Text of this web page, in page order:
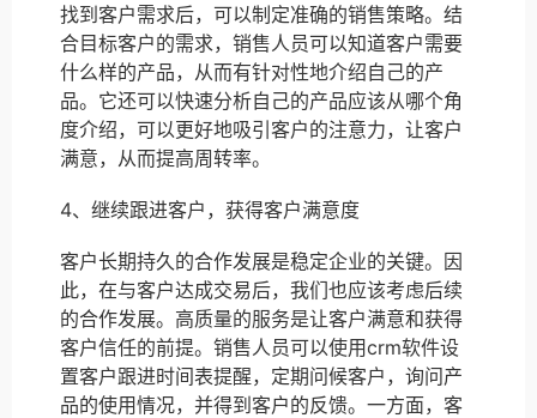
找到客户需求后，可以制定准确的销售策略。结
合目标客户的需求，销售人员可以知道客户需要
什么样的产品，从而有针对性地介绍自己的产
品。它还可以快速分析自己的产品应该从哪个角
度介绍，可以更好地吸引客户的注意力，让客户
满意，从而提高周转率。
4、继续跟进客户，获得客户满意度
客户长期持久的合作发展是稳定企业的关键。因
此，在与客户达成交易后，我们也应该考虑后续
的合作发展。高质量的服务是让客户满意和获得
客户信任的前提。销售人员可以使用crm软件设
置客户跟进时间表提醒，定期问候客户，询问产
品的使用情况，并得到客户的反馈。一方面，客